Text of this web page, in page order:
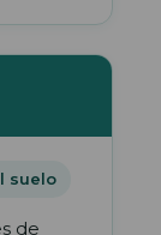
suelo
de